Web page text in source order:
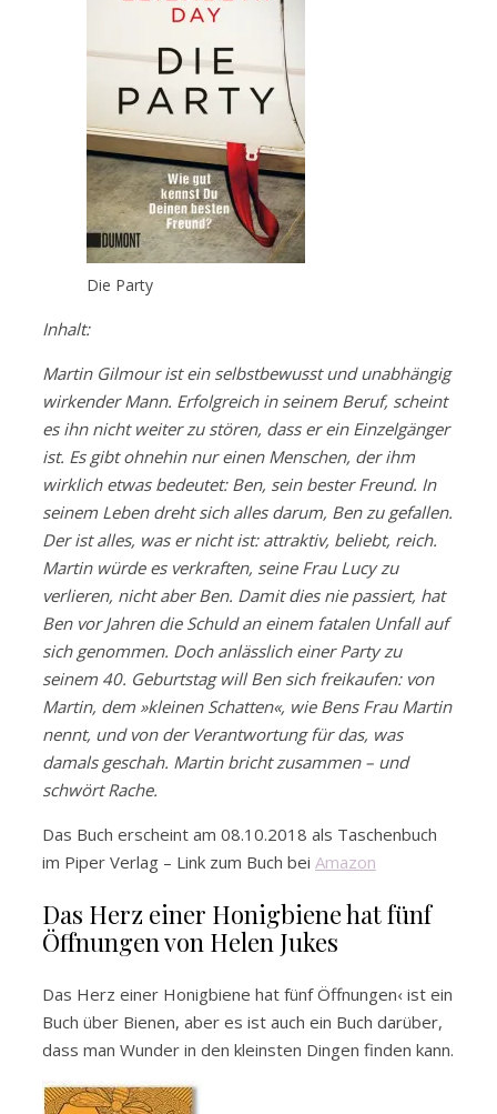
Die Party
Inhalt:
Martin Gilmour ist ein selbstbewusst und unabhängig
wirkender Mann. Erfolgreich in seinem Beruf, scheint
es ihn nicht weiter zu stören, dass er ein Einzelgänger
ist. Es gibt ohnehin nur einen Menschen, der ihm
wirklich etwas bedeutet: Ben, sein bester Freund. In
seinem Leben dreht sich alles darum, Ben zu gefallen.
Der ist alles, was er nicht ist: attraktiv, beliebt, reich.
Martin würde es verkraften, seine Frau Lucy zu
verlieren, nicht aber Ben. Damit dies nie passiert, hat
Ben vor Jahren die Schuld an einem fatalen Unfall auf
sich genommen. Doch anlässlich einer Party zu
seinem 40. Geburtstag will Ben sich freikaufen: von
Martin, dem »kleinen Schatten«, wie Bens Frau Martin
nennt, und von der Verantwortung für das, was
damals geschah. Martin bricht zusammen – und
schwört Rache.
Das Buch erscheint am 08.10.2018 als Taschenbuch
im Piper Verlag – Link zum Buch bei Amazon
Das Herz einer Honigbiene hat fünf
Öffnungen von Helen Jukes
Das Herz einer Honigbiene hat fünf Öffnungen‹ ist ein
Buch über Bienen, aber es ist auch ein Buch darüber,
dass man Wunder in den kleinsten Dingen finden kann.